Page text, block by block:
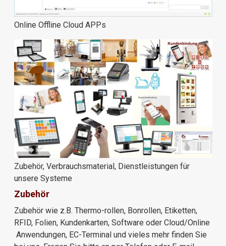
Online Offline Cloud APPs
Zubehör, Verbrauchsmaterial, Dienstleistungen für
unsere Systeme
Zubehör
Zubehör wie z.B. Thermo-rollen, Bonrollen, Etiketten,
RFID, Folien, Kundenkarten, Software oder Cloud/Online
Anwendungen, EC-Terminal und vieles mehr finden Sie